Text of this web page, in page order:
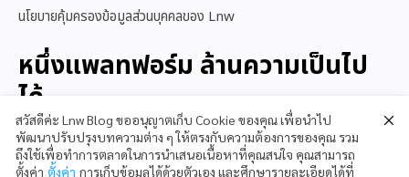
นโยบายคุ้มครองข้อมูลส่วนบุคคลของ Lnw
หนึ่งแพลทฟอร์ม ล้านความเป็นไป
ได้
สนใจใช้ LnwShop
สวัสดีค่ะ Lnw Blog ขออนุญาตเก็บ Cookie ของคุณ เพื่อนำไป
พัฒนาปรับปรุงบทความต่าง ๆ ให้ตรงกับความต้องการของคุณ รวม
ถึงใช้เพื่อทำการตลาดในการนำเสนอเนื้อหาที่คุณสนใจ คุณสามารถ
ตั้งค่า ตั้งค่า การเก็บข้อมูลได้ด้วยตัวเอง และศึกษารายละเอียดได้ที่